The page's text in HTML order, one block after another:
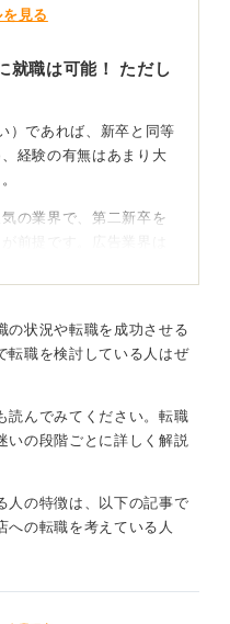
見る
就職は可能！ ただし
）であれば、新卒と同等
経験の有無はあまり大
の業界で、第二新卒を
前提です。広告業界は
れば、転職は可能だと
なのか」「なぜその企
す。広告業界で働きた
ておけば、チャンスが
。
のかに沿った対策を
の状況や転職を成功させる
転職を検討している人はぜ
読んでみてください。転職
いの段階ごとに詳しく解説
人の特徴は、以下の記事で
への転職を考えている人